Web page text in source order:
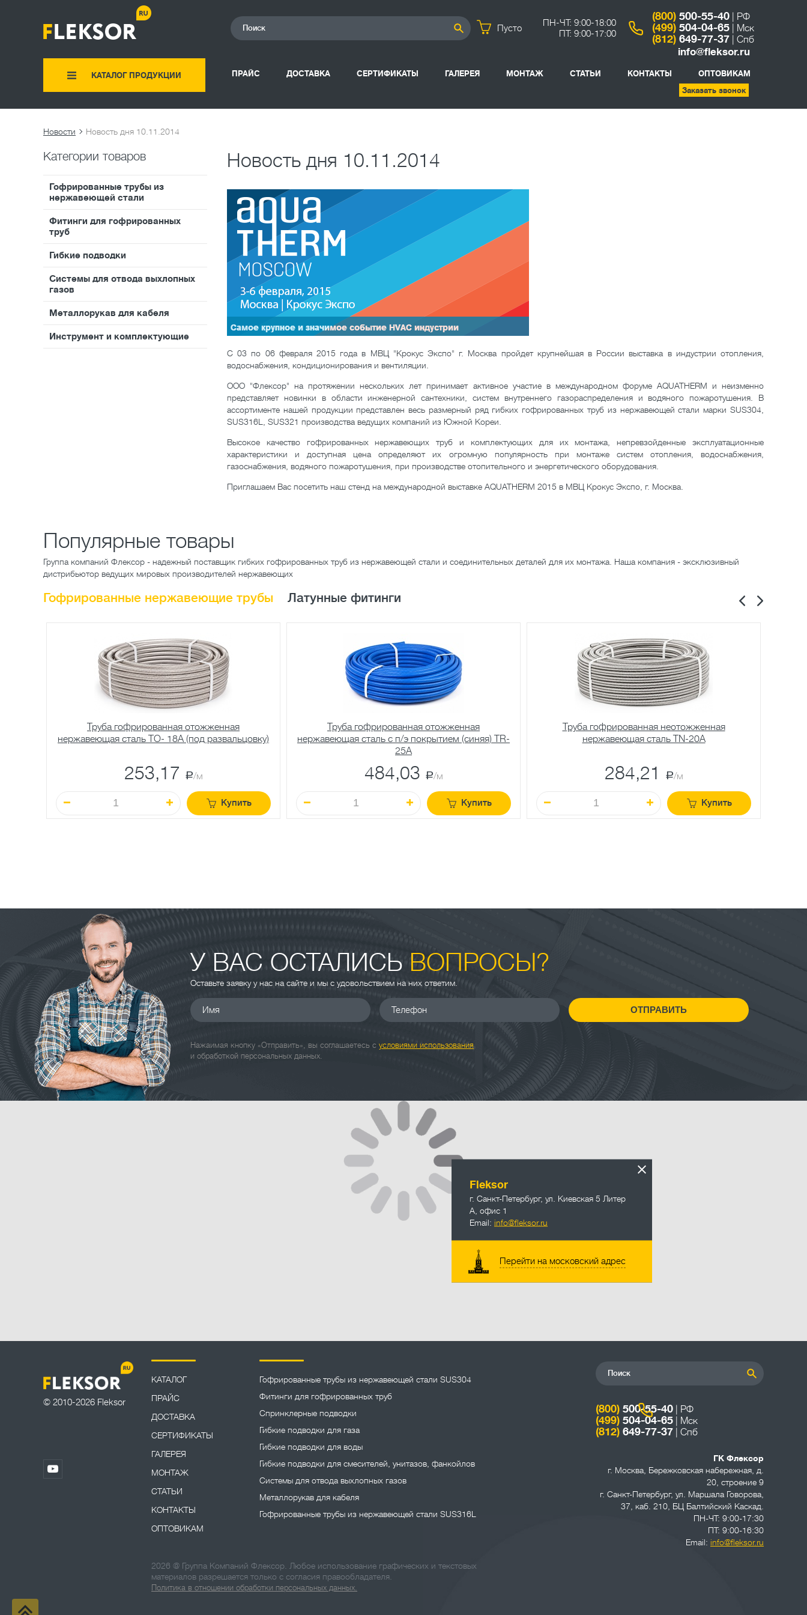
Пусто
ПН-ЧТ: 9:00-18:00
ПТ: 9:00-17:00
(800) 500-55-40 | РФ
(499) 504-04-65 | Мск
(812) 649-77-37 | Спб
КАТАЛОГ ПРОДУКЦИИ ПРАЙС ДОСТАВКА СЕРТИФИКАТЫ ГАЛЕРЕЯ МОНТАЖ СТАТЬИ КОНТАКТЫ
info@fleksor.ru
Заказать звонок
ОПТОВИКАМ
Новости Новость дня 10.11.2014
Категории товаров
Гофрированные трубы из
нержавеющей стали
Фитинги для гофрированных
труб
Гибкие подводки
Системы для отвода выхлопных
газов
Металлорукав для кабеля
Инструмент и комплектующие
Новость дня 10.11.2014
С 03 по 06 февраля 2015 года в МВЦ "Крокус Экспо" г. Москва пройдет крупнейшая в России выставка в индустрии отопления,
водоснабжения, кондиционирования и вентиляции.
ООО "Флексор" на протяжении нескольких лет принимает активное участие в международном форуме AQUATHERM и неизменно
представляет новинки в области инженерной сантехники, систем внутреннего газораспределения и водяного пожаротушения. В
ассортименте нашей продукции представлен весь размерный ряд гибких гофрированных труб из нержавеющей стали марки SUS304,
SUS316L, SUS321 производства ведущих компаний из Южной Кореи.
Высокое качество гофрированных нержавеющих труб и комплектующих для их монтажа, непревзойденные эксплуатационные
характеристики и доступная цена определяют их огромную популярность при монтаже систем отопления, водоснабжения,
газоснабжения, водяного пожаротушения, при производстве отопительного и энергетического оборудования.
Приглашаем Вас посетить наш стенд на международной выставке AQUATHERM 2015 в МВЦ Крокус Экспо, г. Москва.
Популярные товары
Группа компаний Флексор - надежный поставщик гибких гофрированных труб из нержавеющей стали и соединительных деталей для их монтажа. Наша компания - эксклюзивный
дистрибьютор ведущих мировых производителей нержавеющих
Гофрированные нержавеющие трубы Латунные фитинги
Труба гофрированная отожженная
нержавеющая сталь TO- 18A (под развальцовку)
253,17 a/м
Купить
Труба гофрированная отожженная
нержавеющая сталь c п/э покрытием (синяя) TR-
25A
484,03 a/м
Купить
Труба гофрированная неотожженная
нержавеющая сталь TN-20A
284,21 a/м
Купить
У ВАС ОСТАЛИСЬ ВОПРОСЫ?
Оставьте заявку у нас на сайте и мы с удовольствием на них ответим.
Имя Телефон ОТПРАВИТЬ
Нажаимая кнопку «Отправить», вы соглашаетесь с условиями использования
и обработкой персональных данных.
Fleksor
г. Санкт-Петербург, ул. Киевская 5 Литер
А, офис 1
Email: info@fleksor.ru
Перейти на московский адрес
info@fleksor.ru
© 2010-2026 Fleksor
КАТАЛОГ
ПРАЙС
ДОСТАВКА
СЕРТИФИКАТЫ
ГАЛЕРЕЯ
МОНТАЖ
СТАТЬИ
КОНТАКТЫ
ОПТОВИКАМ
Гофрированные трубы из нержавеющей стали SUS304
Фитинги для гофрированных труб
Спринклерные подводки
Гибкие подводки для газа
Гибкие подводки для воды
Гибкие подводки для смесителей, унитазов, фанкойлов
Системы для отвода выхлопных газов
Металлорукав для кабеля
Гофрированные трубы из нержавеющей стали SUS316L
(800) 500-55-40 | РФ
(499) 504-04-65 | Мск
(812) 649-77-37 | Спб
ГК Флексор
г. Москва Бережковская набережная, д.
20, строение 9
г. Санкт-Петербург, ул. Маршала Говорова,
37, каб. 210, БЦ Балтийский Каскад.
ПН-ЧТ: 9:00-17:30
ПТ: 9:00-16:30
Email: info@fleksor.ru
2026 @ Группа Компаний Флексор. Любое использование графических и текстовых
материалов разрешается только с согласия правообладателя.
Политика в отношении обработки персональных данных.